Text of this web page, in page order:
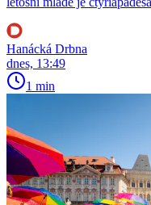
Hanácká Drbna
dnes, 13:49
1 min